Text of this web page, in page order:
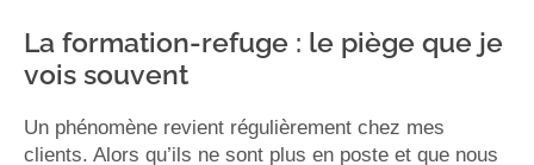
La formation-refuge : le piège que je
vois souvent
Un phénomène revient régulièrement chez mes
clients. Alors qu’ils ne sont plus en poste et que nous